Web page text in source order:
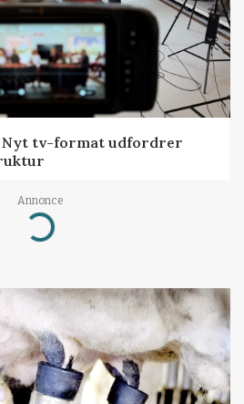
Nyt tv-format udfordrer
Annonce
Loading...